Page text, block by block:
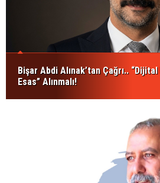
Bişar Abdi Alınak’tan Çağrı..
Esas” Alınmalı!